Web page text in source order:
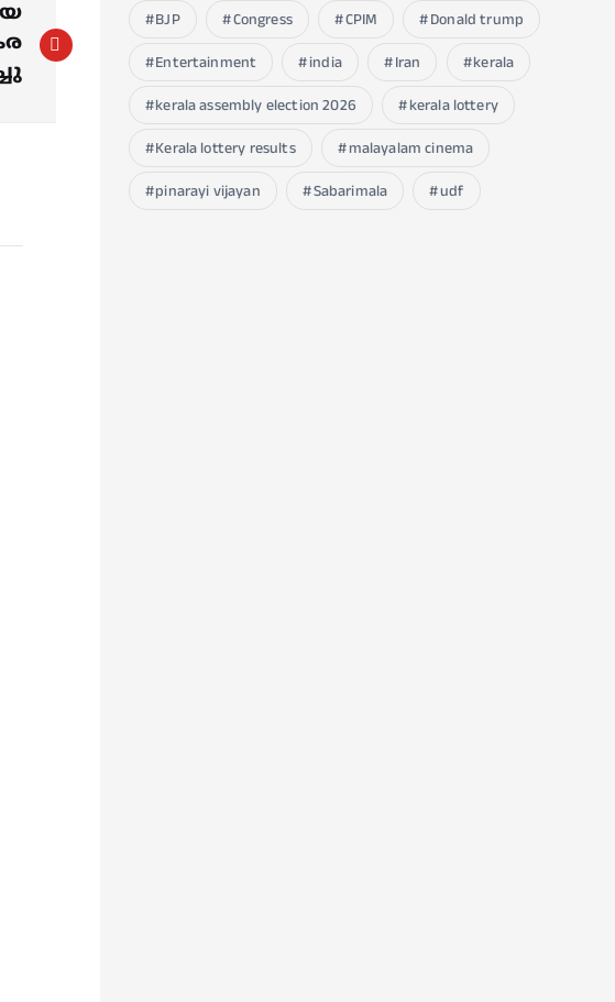
BJP Congress CPIM
Donald trump
Entertainment
india Iran
kerala
kerala assembly election 2026
kerala lottery
Kerala lottery results
malayalam cinema
pinarayi vijayan
Sabarimala udf